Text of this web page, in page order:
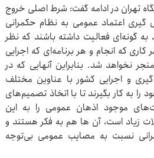
تهران در ادامه گفت: شرط اصلی خروج
اعتماد عمومی به نظام حکمرانی
به گونه‌ای فعالیت داشته باشند که نظر
که انجام و هر برنامه‌ای که اجرایی
نخواهد شد. بنابراین آنهایی که در
و اجرایی کشور با عناوین مختلف
به کار بگیرند تا با اتخاذ تصمیم‌های
موجود اذهان عمومی را به این
زیاد است، آن ها هم به فکر هستند و
نسبت به مصایب عمومی بی‌توجه